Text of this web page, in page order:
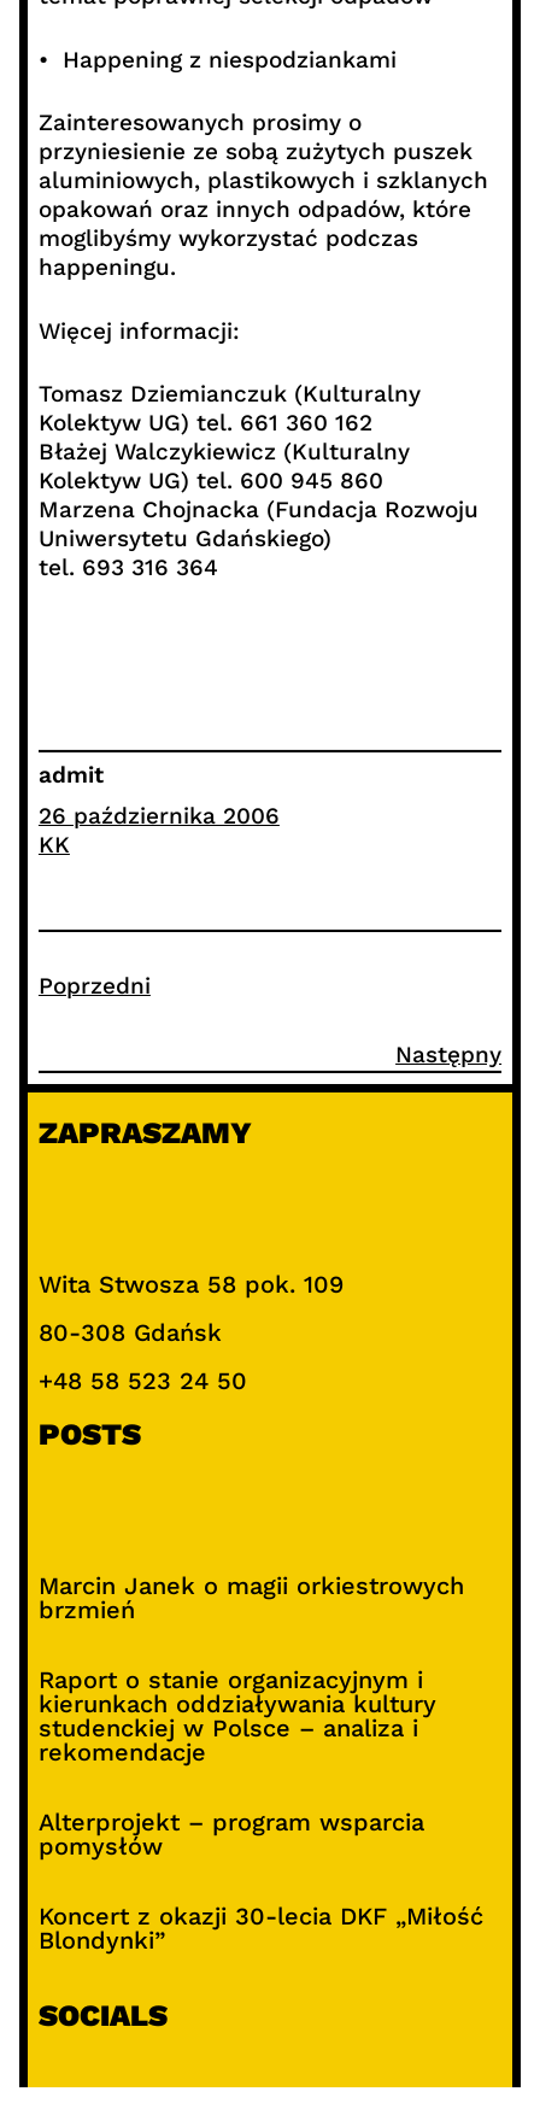
• Happening z niespodziankami
Zainteresowanych prosimy o
przyniesienie ze sobą zużytych puszek
aluminiowych, plastikowych i szklanych
opakowań oraz innych odpadów, które
moglibyśmy wykorzystać podczas
happeningu.
Więcej informacji:
Tomasz Dziemianczuk (Kulturalny
Kolektyw UG) tel. 661 360 162
Błażej Walczykiewicz (Kulturalny
Kolektyw UG) tel. 600 945 860
Marzena Chojnacka (Fundacja Rozwoju
Uniwersytetu Gdańskiego)
tel. 693 316 364
admit
26 października 2006
KK
Poprzedni
Następny
ZAPRASZAMY
Wita Stwosza 58 pok. 109
80-308 Gdańsk
+48 58 523 24 50
POSTS
Marcin Janek o magii orkiestrowych
brzmień
Raport o stanie organizacyjnym i
kierunkach oddziaływania kultury
studenckiej w Polsce – analiza i
rekomendacje
Alterprojekt – program wsparcia
pomysłów
Koncert z okazji 30-lecia DKF „Miłość
Blondynki”
SOCIALS